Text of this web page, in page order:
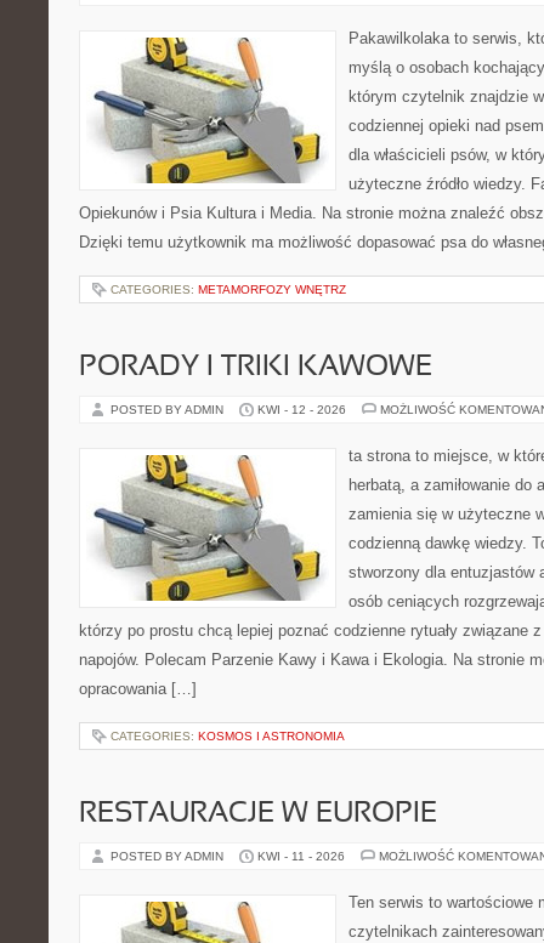
Pakawilkolaka to serwis,
myślą o osobach
którym czytelnik znajdzie
codziennej opieki nad
dla właścicieli psów, w
użyteczne źródło wiedzy.
Opiekunów i Psia Kultura i Media. Na stronie można znaleźć
Dzięki temu użytkownik ma możliwość dopasować psa do
CATEGORIES: METAMORFOZY WNĘTRZ
PORADY I TRIKI KAWOWE
POSTED BY ADMIN KWI - 12 - 2026 MOŻLIWOŚĆ
ta strona to miejsce, w
herbatą, a zamiłowanie do
zamienia się w użyteczne
codzienną dawkę wiedzy.
stworzony dla entuzjastów
osób ceniących
którzy po prostu chcą lepiej poznać codzienne rytuały związane
napojów. Polecam Parzenie Kawy i Kawa i Ekologia. Na stronie
opracowania […]
CATEGORIES: KOSMOS I ASTRONOMIA
RESTAURACJE W EUROPIE
POSTED BY ADMIN KWI - 11 - 2026 MOŻLIWOŚĆ
Ten serwis to wartościowe
czytelnikach